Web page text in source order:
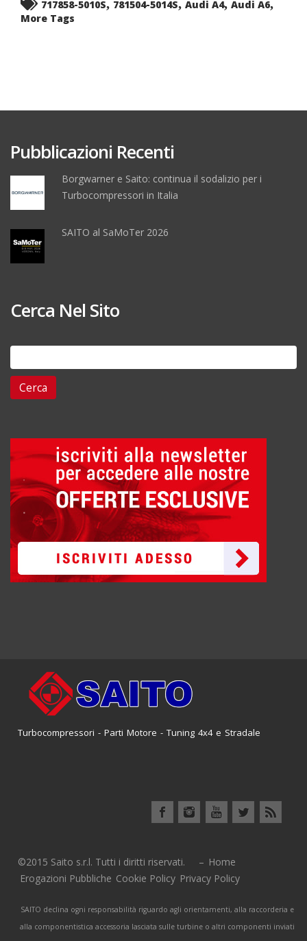
717858-5010S, 781504-5014S, Audi A4, Audi A6,
More Tags
Pubblicazioni Recenti
Borgwarner e Saito: continua il sodalizio per i
Turbocompressori in Italia
SAITO al SaMoTer 2026
Cerca Nel Sito
Ricerca
per:
Turbocompressori - Parti Motore - Tuning 4x4 e Stradale
©2015 Saito s.r.l. Tutti i diritti riservati. – Home
Erogazioni Pubbliche Cookie Policy Privacy Policy
SAITO declina ogni responsabilità riguardo agli orientamenti, alla raccorderia e
alla componentistica accessoria lasciata sulle turbine o altri componenti inviati